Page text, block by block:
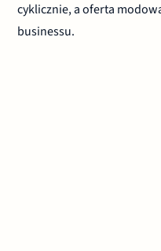
cyklicznie, a oferta
businessu.